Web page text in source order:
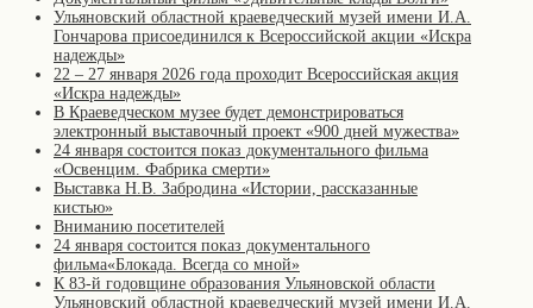
Ульяновский областной краеведческий музей имени И.А.
Гончарова присоединился к Всероссийской акции «Искра
надежды»
22 – 27 января 2026 года проходит Всероссийская акция
«Искра надежды»
В Краеведческом музее будет демонстрироваться
электронный выставочный проект «900 дней мужества»
24 января состоится показ документального фильма
«Освенцим. Фабрика смерти»
Выставка Н.В. Забродина «Истории, рассказанные
кистью»
Вниманию посетителей
24 января состоится показ документального
фильма«Блокада. Всегда со мной»
К 83-й годовщине образования Ульяновской области
Ульяновский областной краеведческий музей имени И.А.